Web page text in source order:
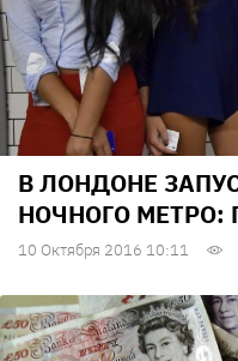
В ЛОНДОНЕ
НОЧНОГО МЕТРО:
10 Октября 2016 10:11